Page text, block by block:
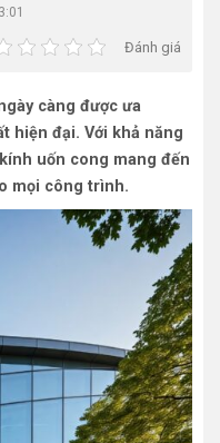
Đánh giá
càng được ưa
hiện đại. Với khả năng
uốn cong mang đến
mọi công trình.